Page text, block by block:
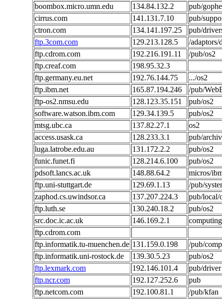
boombox.micro.umn.edu
134.84.132.2
pub/
cirrus.com
141.131.7.10
pub/
ctron.com
134.141.197.25
pub/
ftp.3com.com
129.213.128.5
/adaptors/
ftp.cdrom.com
192.216.191.11
/pub/os2
ftp.creaf.com
198.95.32.3
ftp.germany.eu.net
192.76.144.75
.../os2
ftp.ibm.net
165.87.194.246
/pub/
ftp-os2.nmsu.edu
128.123.35.151
pub/os2
software.watson.ibm.com
129.34.139.5
pub/os2
mtsg.ubc.ca
137.82.27.1
os2
access.usask.ca
128.233.3.1
pub/
luga.latrobe.edu.au
131.172.2.2
pub/os2
funic.funet.fi
128.214.6.100
pub/os2
pdsoft.lancs.ac.uk
148.88.64.2
micros/
ftp.uni-stuttgart.de
129.69.1.13
/pub/
zaphod.cs.uwindsor.ca
137.207.224.3
pub/local/
ftp.luth.se
130.240.18.2
pub/os2
src.doc.ic.ac.uk
146.169.2.1
ftp.cdrom.com
ftp.informatik.tu-muenchen.de 131.159.0.198
/pub/
ftp.informatik.uni-rostock.de
139.30.5.23
pub/os2
ftp.lexmark.com
192.146.101.4
pub/driver
ftp.ncr.com
192.127.252.6
pub
ftp.netcom.com
192.100.81.1
/pub/kfan